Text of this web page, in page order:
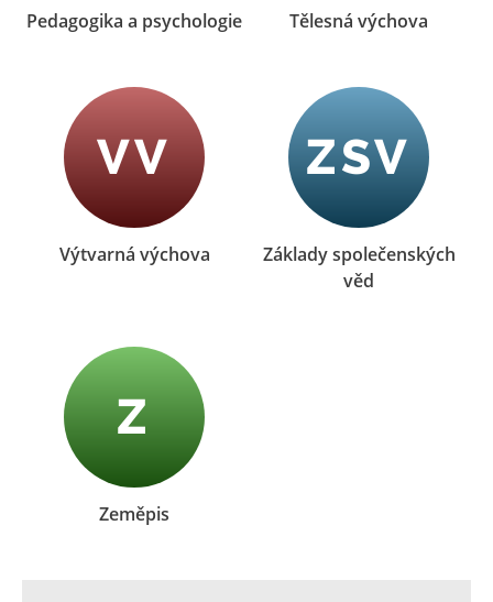
Pedagogika a psychologie Tělesná výchova
VV
Výtvarná výchova
ZSV
Základy společenských
věd
Z
Zeměpis